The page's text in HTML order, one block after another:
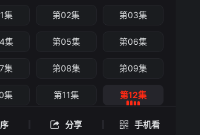
分享 手机看
青之驱魔师 雪之尽头篇 -第12集
集 第02集 第03集
集 第05集 第06集
集 第08集 第09集
集 第11集 第12集